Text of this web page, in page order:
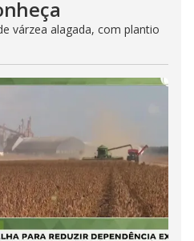
várzea alagada, com plantio